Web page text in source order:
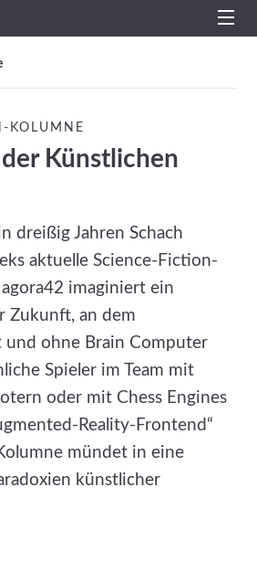
KOLUMNE
Künstlichen
dreißig Jahren Schach
aktuelle Science-Fiction-
imaginiert ein
Zukunft, an dem
und ohne Brain Computer
Spieler im Team mit
oder mit Chess Engines
Reality-Frontend“
mündet in eine
künstlicher